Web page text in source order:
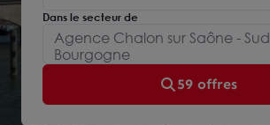
Dans le secteur de
Agence Chalon sur Saône - Sud
Bourgogne
59 offres